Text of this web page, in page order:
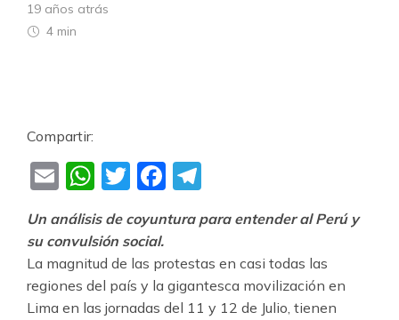
19 años atrás
4 min
Compartir:
EmailWhatsApp
TwitterFacebook
Un análisis de coyuntura para entender al Perú y
su convulsión social.
La magnitud de las protestas en casi todas las
regiones del país y la gigantesca movilización en
Lima en las jornadas del 11 y 12 de Julio, tienen